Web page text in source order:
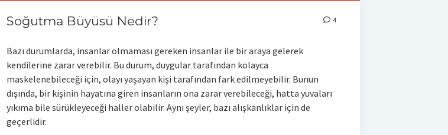
Soğutma Büyüsü Nedir? 4
Bazı durumlarda, insanlar olmaması gereken insanlar ile bir araya gelerek
kendilerine zarar verebilir. Bu durum, duygular tarafından kolayca
maskelenebileceği için, olayı yaşayan kişi tarafından fark edilmeyebilir. Bunun
dışında, bir kişinin hayatına giren insanların ona zarar verebileceği, hatta yuvaları
yıkıma bile sürükleyeceği haller olabilir. Aynı şeyler, bazı alışkanlıklar için de
geçerlidir.